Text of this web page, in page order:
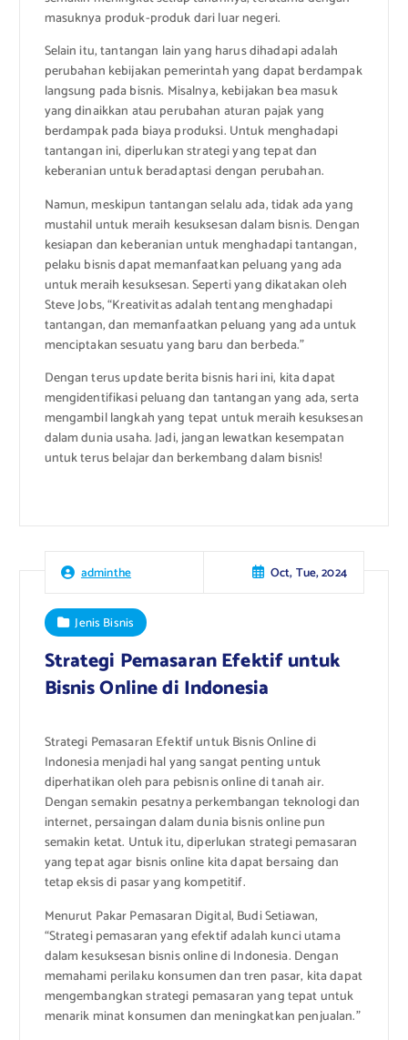
masuknya produk-produk dari luar negeri.
Selain itu, tantangan lain yang harus dihadapi adalah
perubahan kebijakan pemerintah yang dapat berdampak
langsung pada bisnis. Misalnya, kebijakan bea masuk
yang dinaikkan atau perubahan aturan pajak yang
berdampak pada biaya produksi. Untuk menghadapi
tantangan ini, diperlukan strategi yang tepat dan
keberanian untuk beradaptasi dengan perubahan.
Namun, meskipun tantangan selalu ada, tidak ada yang
mustahil untuk meraih kesuksesan dalam bisnis. Dengan
kesiapan dan keberanian untuk menghadapi tantangan,
pelaku bisnis dapat memanfaatkan peluang yang ada
untuk meraih kesuksesan. Seperti yang dikatakan oleh
Steve Jobs, “Kreativitas adalah tentang menghadapi
tantangan, dan memanfaatkan peluang yang ada untuk
menciptakan sesuatu yang baru dan berbeda.”
Dengan terus update berita bisnis hari ini, kita dapat
mengidentifikasi peluang dan tantangan yang ada, serta
mengambil langkah yang tepat untuk meraih kesuksesan
dalam dunia usaha. Jadi, jangan lewatkan kesempatan
untuk terus belajar dan berkembang dalam bisnis!
adminthe Oct, Tue, 2024
Jenis Bisnis
Strategi Pemasaran Efektif untuk
Bisnis Online di Indonesia
Strategi Pemasaran Efektif untuk Bisnis Online di
Indonesia menjadi hal yang sangat penting untuk
diperhatikan oleh para pebisnis online di tanah air.
Dengan semakin pesatnya perkembangan teknologi dan
internet, persaingan dalam dunia bisnis online pun
semakin ketat. Untuk itu, diperlukan strategi pemasaran
yang tepat agar bisnis online kita dapat bersaing dan
tetap eksis di pasar yang kompetitif.
Menurut Pakar Pemasaran Digital, Budi Setiawan,
“Strategi pemasaran yang efektif adalah kunci utama
dalam kesuksesan bisnis online di Indonesia. Dengan
memahami perilaku konsumen dan tren pasar, kita dapat
mengembangkan strategi pemasaran yang tepat untuk
menarik minat konsumen dan meningkatkan penjualan.”